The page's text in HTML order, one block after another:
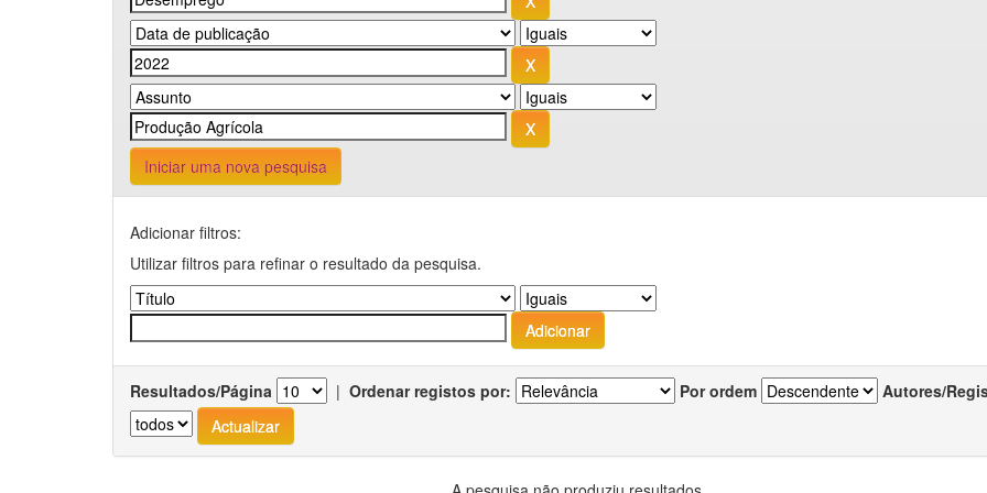
Iniciar uma nova pesquisa
Adicionar filtros:
Utilizar filtros para refinar o resultado da pesquisa.
Resultados/Página | Ordenar registos por: Por ordem Autores/